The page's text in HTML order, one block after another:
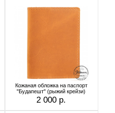
Кожаная обложка на паспорт
"Будапешт" (рыжий крейзи)
2 000 р.